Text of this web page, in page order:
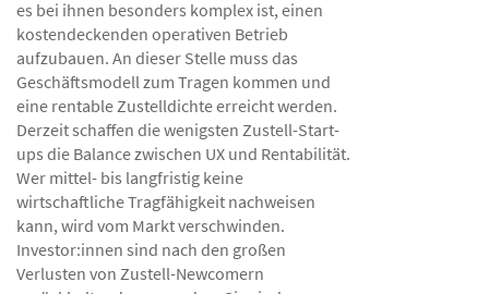
es bei ihnen besonders komplex ist, einen
kostendeckenden operativen Betrieb
aufzubauen. An dieser Stelle muss das
Geschäftsmodell zum Tragen kommen und
eine rentable Zustelldichte erreicht werden.
Derzeit schaffen die wenigsten Zustell-Start-
ups die Balance zwischen UX und Rentabilität.
Wer mittel- bis langfristig keine
wirtschaftliche Tragfähigkeit nachweisen
kann, wird vom Markt verschwinden.
Investor:innen sind nach den großen
Verlusten von Zustell-Newcomern